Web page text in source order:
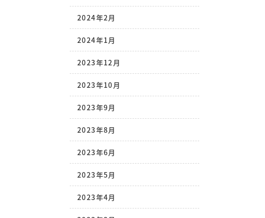
2024年2月
2024年1月
2023年12月
2023年10月
2023年9月
2023年8月
2023年6月
2023年5月
2023年4月